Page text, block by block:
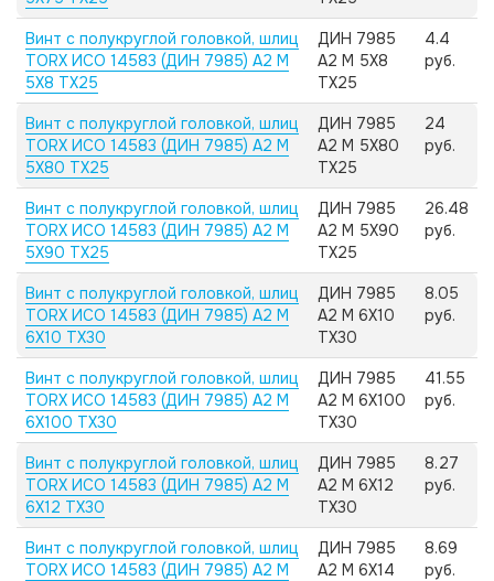
Винт с полукруглой головкой, шлиц
TORX ИСО 14583 (ДИН 7985) А2 M
5X8 TX25
ДИН 7985
А2 M 5X8
TX25
4.4
руб.
Винт с полукруглой головкой, шлиц
TORX ИСО 14583 (ДИН 7985) А2 M
5X80 TX25
ДИН 7985
А2 M 5X80
TX25
24
руб.
Винт с полукруглой головкой, шлиц
TORX ИСО 14583 (ДИН 7985) А2 M
5X90 TX25
ДИН 7985
А2 M 5X90
TX25
26.48
руб.
Винт с полукруглой головкой, шлиц
TORX ИСО 14583 (ДИН 7985) А2 M
6X10 TX30
ДИН 7985
А2 M 6X10
TX30
8.05
руб.
Винт с полукруглой головкой, шлиц
TORX ИСО 14583 (ДИН 7985) А2 M
6X100 TX30
ДИН 7985
А2 M 6X100
TX30
41.55
руб.
Винт с полукруглой головкой, шлиц
TORX ИСО 14583 (ДИН 7985) А2 M
6X12 TX30
ДИН 7985
А2 M 6X12
TX30
8.27
руб.
Винт с полукруглой головкой, шлиц
TORX ИСО 14583 (ДИН 7985) А2 M
ДИН 7985
А2 M 6X14
8.69
руб.